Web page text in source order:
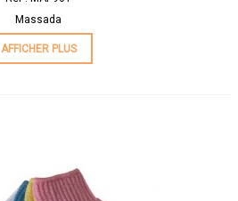
Massada
AFFICHER PLUS